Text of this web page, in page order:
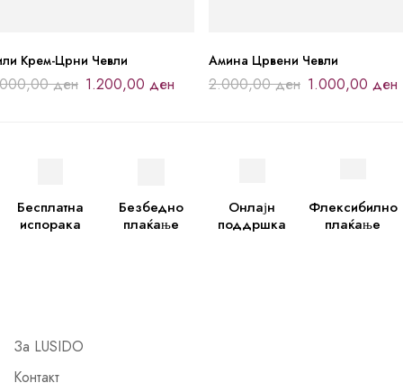
Крем-Црни Чевли
ден 1.200,00 ден
Амина Црвени Чевли
2.000,00ден 1.000,00 ден
Бесплатна
испорака
Безбедно
плаќање
Онлајн
поддршка
Флексибилно
плаќање
За LUSIDO
Контакт